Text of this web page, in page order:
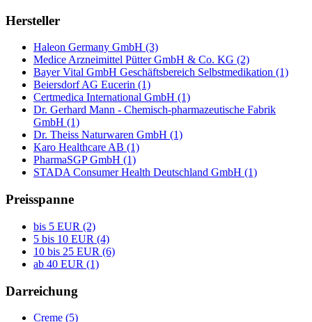
Hersteller
Haleon Germany GmbH (3)
Medice Arzneimittel Pütter GmbH & Co. KG (2)
Bayer Vital GmbH Geschäftsbereich Selbstmedikation (1)
Beiersdorf AG Eucerin (1)
Certmedica International GmbH (1)
Dr. Gerhard Mann - Chemisch-pharmazeutische Fabrik
GmbH (1)
Dr. Theiss Naturwaren GmbH (1)
Karo Healthcare AB (1)
PharmaSGP GmbH (1)
STADA Consumer Health Deutschland GmbH (1)
Preisspanne
bis 5 EUR (2)
5 bis 10 EUR (4)
10 bis 25 EUR (6)
ab 40 EUR (1)
Darreichung
Creme (5)